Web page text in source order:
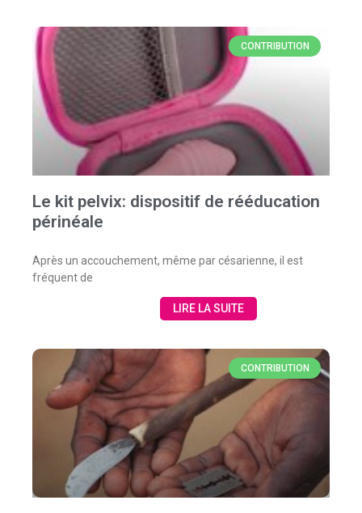
CONTRIBUTION
Le kit pelvix: dispositif de rééducation
périnéale
Après un accouchement, même par césarienne, il est
fréquent de
LIRE LA SUITE
CONTRIBUTION